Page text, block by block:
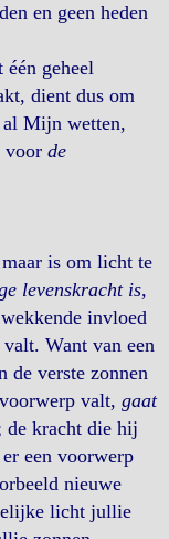
en geen heden
geheel
dient dus om
al Mijn wetten,
voor de
is om licht te
levenskracht is,
invloed
Want van een
de verste zonnen
valt, gaat
de kracht die hij
een voorwerp
nieuwe
licht jullie